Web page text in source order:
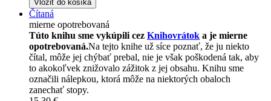
Vložiť do košíka
Čítaná
mierne opotrebovaná
Túto knihu sme vykúpili cez Knihovrátok a je mierne
opotrebovaná.Na tejto knihe už síce poznať, že ju niekto
čítal, môže jej chýbať prebal, nie je však poškodená tak, aby
to akokoľvek znižovalo zážitok z jej obsahu. Knihu sme
označili nálepkou, ktorá môže na niektorých obaloch
zanechať stopy.